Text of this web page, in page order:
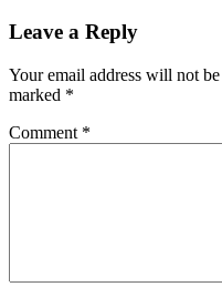
Leave a Reply
Your email address will not
marked *
Comment *